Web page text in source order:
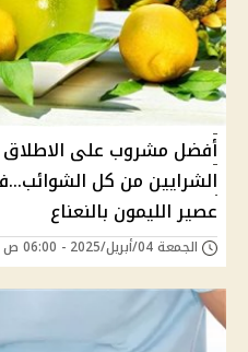
أفضل مشروب على
الشرايين من كل
عصير الليمون بالنعناع
الجمعة 04/أبريل/2025 - 06:00 ص